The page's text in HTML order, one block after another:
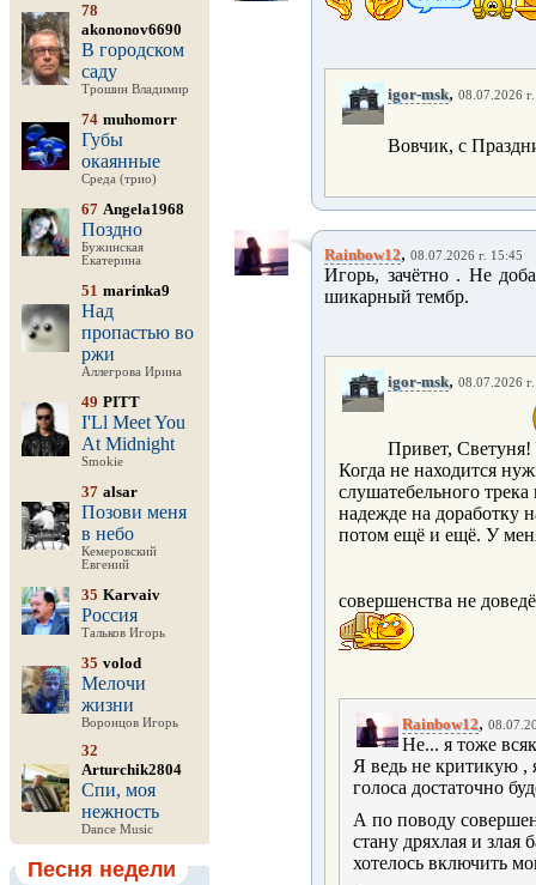
78
akononov6690
В городском
саду
Трошин Владимир
74 muhomorr
Губы
окаянные
Среда (трио)
67 Angela1968
Поздно
Бужинская
Екатерина
51 marinka9
Над
пропастью во
ржи
Аллегрова Ирина
49 PITT
I'Ll Meet You
At Midnight
Smokie
37 alsar
Позови меня
в небо
Кемеровский
Евгений
35 Karvaiv
Россия
Тальков Игорь
35 volod
Мелочи
жизни
Воронцов Игорь
32
Arturchik2804
Спи, моя
нежность
Dance Music
Песня недели
igor-msk, 08.07.2026
Вовчик, с
Rainbow12, 08.07.2026 г. 15:45
Игорь, зачётно . Не
шикарный тембр.
igor-msk, 08.07.2026
Привет, Светуня!
Когда не находится
слушатебельного
надежде на доработку
потом ещё и ещё. У
совершенства не
Rainbow12,
Не... я тоже
Я ведь не критикую ,
голоса достаточно
А по поводу
стану дряхлая и
хотелось включить